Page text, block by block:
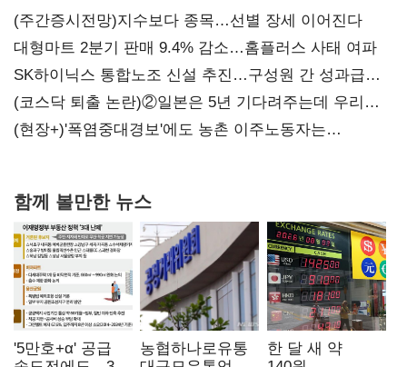
(주간증시전망)지수보다 종목…선별 장세 이어진다
대형마트 2분기 판매 9.4% 감소…홈플러스 사태 여파
SK하이닉스 통합노조 신설 추진…구성원 간 성과급
불만 확산
(코스닥 퇴출 논란)②일본은 5년 기다려주는데 우리는
당장 퇴출?…시간만으론 부족한 코스닥 구하기
(현장+)'폭염중대경보'에도 농촌 이주노동자는
함께 볼만한 뉴스
'5만호+α' 공급
농협하나로유통
한 달 새 약